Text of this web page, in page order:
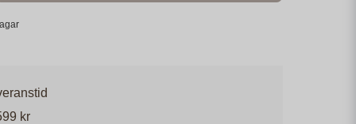
kr